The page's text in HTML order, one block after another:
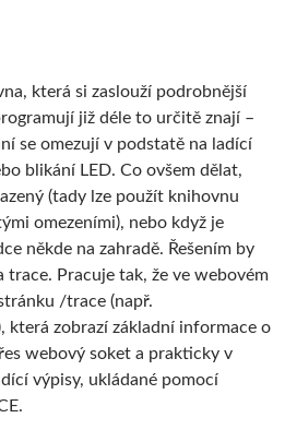
která si zaslouží podrobnější
již déle to určitě znají –
se omezují v podstatě na ladící
blikání LED. Co ovšem dělat,
(tady lze použít knihovnu
omezeními), nebo když je
někde na zahradě. Řešením by
Pracuje tak, že ve webovém
/trace (např.
která zobrazí základní informace o
webový soket a prakticky v
výpisy, ukládané pomocí